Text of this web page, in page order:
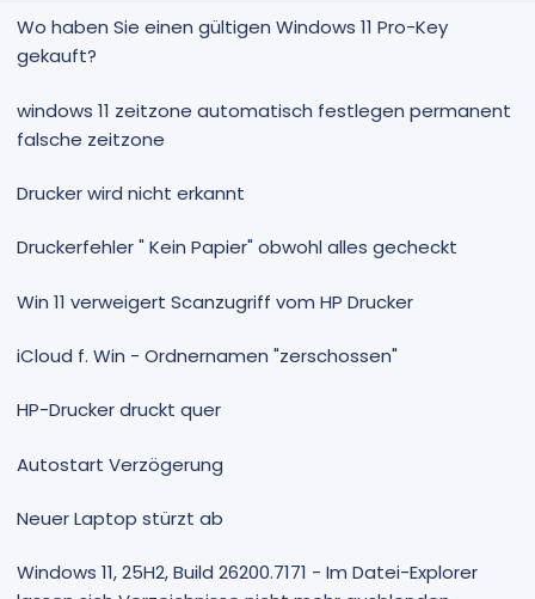
Wo haben Sie einen gültigen Windows 11 Pro-Key
gekauft?
windows 11 zeitzone automatisch festlegen permanent
falsche zeitzone
Drucker wird nicht erkannt
Druckerfehler " Kein Papier" obwohl alles gecheckt
Win 11 verweigert Scanzugriff vom HP Drucker
iCloud f. Win - Ordnernamen "zerschossen"
HP-Drucker druckt quer
Autostart Verzögerung
Neuer Laptop stürzt ab
Windows 11, 25H2, Build 26200.7171 - Im Datei-Explorer